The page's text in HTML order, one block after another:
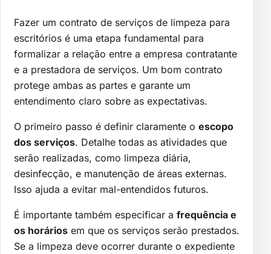
Fazer um contrato de serviços de limpeza para
escritórios é uma etapa fundamental para
formalizar a relação entre a empresa contratante
e a prestadora de serviços. Um bom contrato
protege ambas as partes e garante um
entendimento claro sobre as expectativas.
O primeiro passo é definir claramente o escopo
dos serviços. Detalhe todas as atividades que
serão realizadas, como limpeza diária,
desinfecção, e manutenção de áreas externas.
Isso ajuda a evitar mal-entendidos futuros.
É importante também especificar a frequência e
os horários em que os serviços serão prestados.
Se a limpeza deve ocorrer durante o expediente